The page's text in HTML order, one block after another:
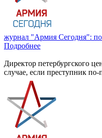
журнал "Армия Сегодня":
Подробнее
Директор петербургского
случае, если преступник